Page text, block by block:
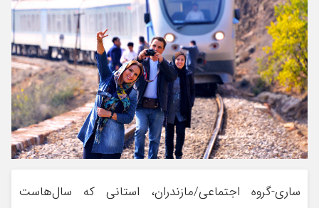
ساری-گروه اجتماعی/مازندران، استانی که سال‌هاست